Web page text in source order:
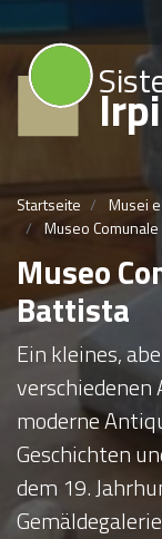
Startseite
Musei
Museo
Museo
Battista
Ein kleines,
moderne
Geschichten
dem 19.
Gemäldegalerie